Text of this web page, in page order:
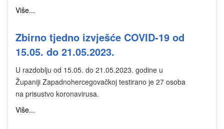
Više...
Zbirno tjedno izvješće COVID-19 od
15.05. do 21.05.2023.
U razdoblju od 15.05. do 21.05.2023. godine u
Županiji Zapadnohercegovačkoj testirano je 27 osoba
na prisustvo koronavirusa.
Više...